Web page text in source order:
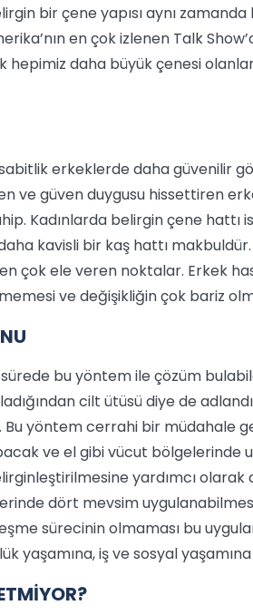
bir çene yapısı aynı zamanda
en çok izlenen Talk
hepimiz daha büyük çenesi
sabitlik erkeklerde daha güvenilir
ve güven duygusu hissettiren
Kadınlarda belirgin çene hattı
kavisli bir kaş hattı makbuldür.
çok ele veren noktalar. Erkek
ve değişikliğin çok bariz
sürede bu yöntem ile çözüm
cilt ütüsü diye de
Bu yöntem cerrahi bir müdahale
ve el gibi vücut bölgelerinde
yardımcı
dört mevsim
sürecinin olmaması bu
yaşamına, iş ve sosyal